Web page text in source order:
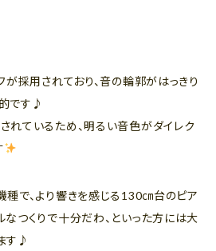
が採用されており、音の輪郭がはっきり
です♪
れているため、明るい音色がダイレク
で、より響きを感じる130㎝台のピア
つくりで十分だわ、といった方には大
す♪